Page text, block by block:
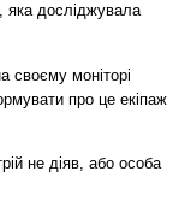
яка досліджувала
своєму моніторі
про це екіпаж
не діяв, або особа